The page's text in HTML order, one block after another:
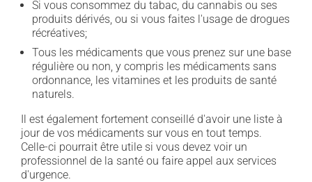
Si vous consommez du tabac, du cannabis ou ses
produits dérivés, ou si vous faites l'usage de drogues
récréatives;
Tous les médicaments que vous prenez sur une base
régulière ou non, y compris les médicaments sans
ordonnance, les vitamines et les produits de santé
naturels.
Il est également fortement conseillé d'avoir une liste à
jour de vos médicaments sur vous en tout temps.
Celle-ci pourrait être utile si vous devez voir un
professionnel de la santé ou faire appel aux services
d'urgence.